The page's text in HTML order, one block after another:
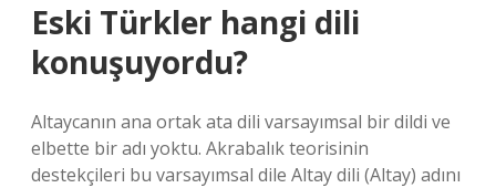
Eski Türkler hangi dili
konuşuyordu?
Altaycanın ana ortak ata dili varsayımsal bir dildi ve
elbette bir adı yoktu. Akrabalık teorisinin
destekçileri bu varsayımsal dile Altay dili (Altay) adını